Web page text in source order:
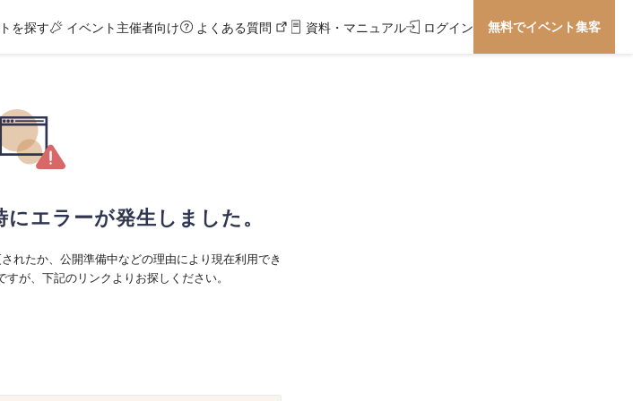
を探す イベント主催者向け よくある質問 資料・マニュアル ログイン 無料でイベント集客
エラーが発生しました。
れたか、公開準備中などの理由により現在利用でき
が、下記のリンクよりお探しください。